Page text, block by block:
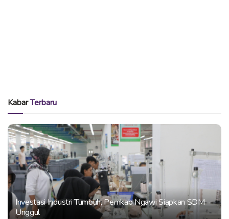
KabarTerbaru
Investasi Industri Tumbuh, Pemkab Ngawi Siapkan SDM
Unggul